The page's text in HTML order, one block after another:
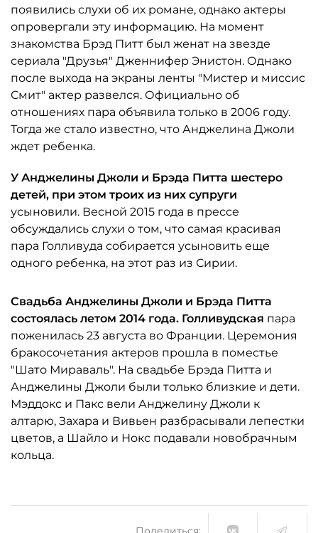
появились слухи об их романе, однако актеры
опровергали эту информацию. На момент
знакомства Брэд Питт был женат на звезде
сериала "Друзья" Дженнифер Энистон. Однако
после выхода на экраны ленты "Мистер и миссис
Смит" актер развелся. Официально об
отношениях пара объявила только в 2006 году.
Тогда же стало известно, что Анджелина Джоли
ждет ребенка.
У Анджелины Джоли и Брэда Питта шестеро
детей, при этом троих из них супруги
усыновили. Весной 2015 года в прессе
обсуждались слухи о том, что самая красивая
пара Голливуда собирается усыновить еще
одного ребенка, на этот раз из Сирии.
Свадьба Анджелины Джоли и Брэда Питта
состоялась летом 2014 года. Голливудская пара
поженилась 23 августа во Франции. Церемония
бракосочетания актеров прошла в поместье
"Шато Мираваль". На свадьбе Брэда Питта и
Анджелины Джоли были только близкие и дети.
Мэддокс и Пакс вели Анджелину Джоли к
алтарю, Захара и Вивьен разбрасывали лепестки
цветов, а Шайло и Нокс подавали новобрачным
кольца.